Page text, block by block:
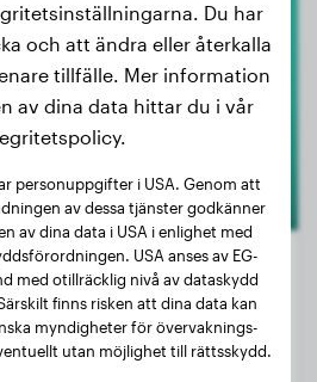
Csoki
10 kg
1 år, 11 månader
Du har
och att ändra eller återkalla
tillfälle. Mer information
av dina data hittar du i vår
personuppgifter i USA. Genom att
av dessa tjänster godkänner
av dina data i USA i enlighet med
USA anses av EG-
med otillräcklig nivå av dataskydd
finns risken att dina data kan
myndigheter för övervaknings-
utan möjlighet till rättsskydd.